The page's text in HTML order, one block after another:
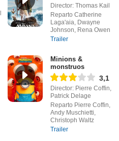
Director: Thomas Kail
Reparto Catherine
Laga'aia, Dwayne
Johnson, Rena Owen
Trailer
Minions &
monstruos
3,1
Director: Pierre Coffin,
Patrick Delage
Reparto Pierre Coffin,
Andy Muschietti,
Christoph Waltz
Trailer